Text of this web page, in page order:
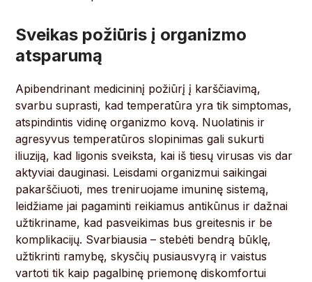
Sveikas požiūris į organizmo
atsparumą
Apibendrinant medicininį požiūrį į karščiavimą,
svarbu suprasti, kad temperatūra yra tik simptomas,
atspindintis vidinę organizmo kovą. Nuolatinis ir
agresyvus temperatūros slopinimas gali sukurti
iliuziją, kad ligonis sveiksta, kai iš tiesų virusas vis dar
aktyviai dauginasi. Leisdami organizmui saikingai
pakarščiuoti, mes treniruojame imuninę sistemą,
leidžiame jai pagaminti reikiamus antikūnus ir dažnai
užtikriname, kad pasveikimas bus greitesnis ir be
komplikacijų. Svarbiausia – stebėti bendrą būklę,
užtikrinti ramybę, skysčių pusiausvyrą ir vaistus
vartoti tik kaip pagalbinę priemonę diskomfortui